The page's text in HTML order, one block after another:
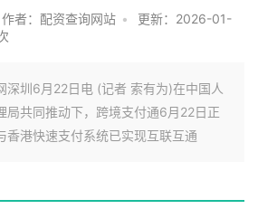
作者：配资查询网站 •
更新：2026-01-
深圳6月22日电 (记者 索有为)在中国人
局共同推动下，跨境支付通6月22日正
香港快速支付系统已实现互联互通